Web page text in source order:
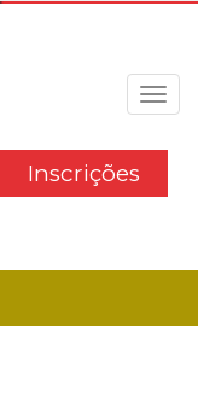
Inscrições